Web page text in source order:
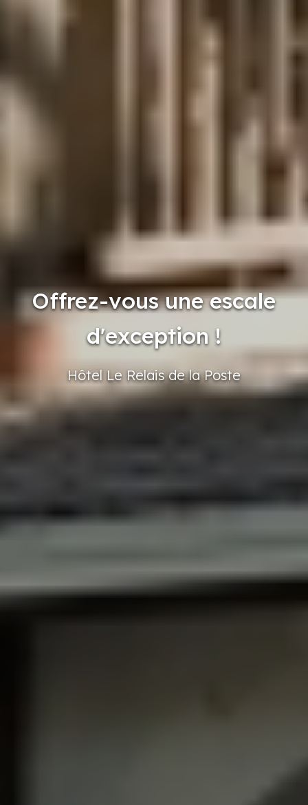
Offrez-vous une escale
d'exception !
Hôtel Le Relais de la Poste